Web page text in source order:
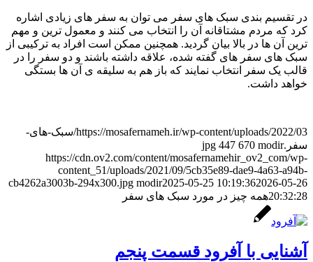
در تقسیم بندی سبک های سفر می توان به سفر های زیادی اشاره
کرد که مردم مشتاقانه آن را انتخاب می کنند و معمول ترین و مهم
ترین آن ها در بالا بیان گردید. همچنین ممکن است افراد به ترکیبی از
سبک های سفر های گفته شده، علاقه داشته باشند و دو سفر را در
قالب یک سفر انتخاب نمایند که باز هم به سلیقه ی آن ها بستگی
خواهد داشت.
https://mosafernameh.ir/wp-content/uploads/2022/03/سبک-های-
سفر.jpg
447 670 modir
https://cdn.ov2.com/content/mosafernamehir_ov2_com/wp-
content_51/uploads/2021/09/5cb35e89-dae9-4a63-a94b-
cb4262a3003b-294x300.jpg modir2025-05-25 10:19:362026-05-26
20:32:28همه چیز در مورد سبک های سفر
آشنایی با آفرود قسمت پنجم